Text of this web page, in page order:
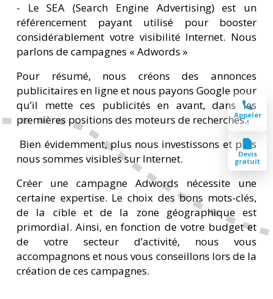
- Le SEA (Search Engine Advertising) est un
référencement payant utilisé pour booster
considérablement votre visibilité Internet. Nous
parlons de campagnes « Adwords »
Pour résumé, nous créons des annonces
publicitaires en ligne et nous payons Google pour
qu’il mette ces publicités en avant, dans les
premières positions des moteurs de recherches.
Bien évidemment, plus nous investissons et plus
nous sommes visibles sur Internet.
Créer une campagne Adwords nécessite une
certaine expertise. Le choix des bons mots-clés,
de la cible et de la zone géographique est
primordial. Ainsi, en fonction de votre budget et
de votre secteur d’activité, nous vous
accompagnons et nous vous conseillons lors de la
création de ces campagnes.
Appeler
!
Devis
gratuit